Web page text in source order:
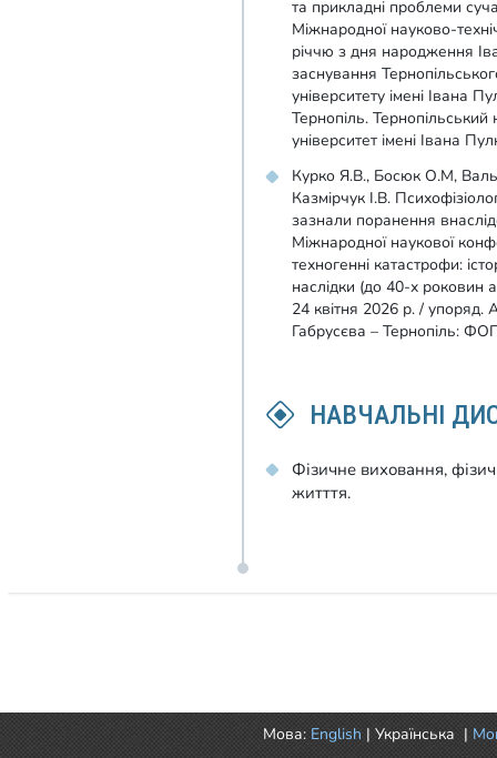
та прикладні проблеми
Міжнародної науково-
річчю з дня народження
заснування
університету імені Івана
Тернопіль. Тернопільський
університет імені Івана
Курко Я.В., Босюк О.М,
Казмірчук І.В.
зазнали поранення
Міжнародної наукової
техногенні катастрофи:
наслідки (до 40-х роковин
24 квітня 2026 р. /
Габрусєва – Тернопіль:
НАВЧАЛЬНІ
Фізичне виховання,
житття.
Мова: English | Українська |